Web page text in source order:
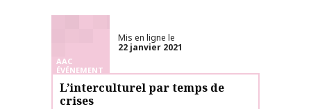
AAC
ÉVÉNEMENT
Mis en ligne le
22 janvier 2021
L’interculturel par temps de
crises